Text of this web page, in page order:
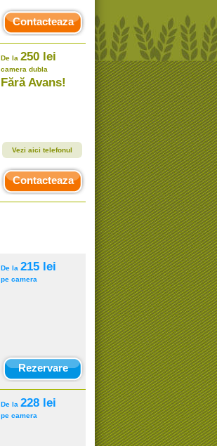
Contacteaza
De la 250 lei
camera dubla
Fără Avans!
Vezi aici telefonul
Contacteaza
De la 215 lei
pe camera
Rezervare
De la 228 lei
pe camera